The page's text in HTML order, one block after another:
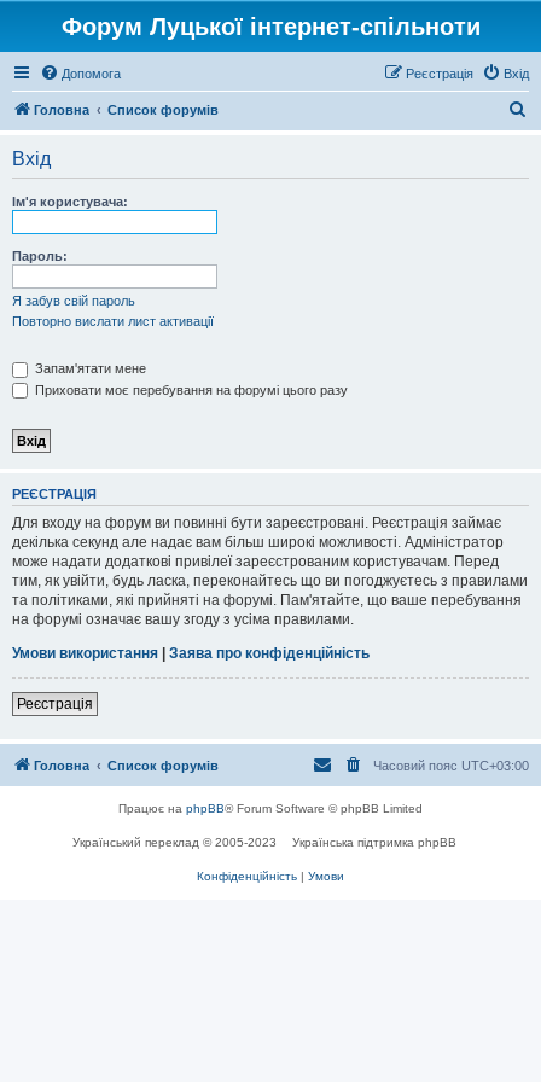
Форум Луцької інтернет-спільноти
Допомога Вхід
Реєстрація
Головна Список форумів
Вхід
Ім'я користувача:
Пароль:
Я забув свій пароль
Повторно вислати лист активації
Запам'ятати мене
Приховати моє перебування на форумі цього разу
РЕЄСТРАЦІЯ
Для входу на форум ви повинні бути зареєстровані. Реєстрація займає
декілька секунд але надає вам більш широкі можливості. Адміністратор
може надати додаткові привілеї зареєстрованим користувачам. Перед
тим, як увійти, будь ласка, переконайтесь що ви погоджуєтесь з правилами
та політиками, які прийняті на форумі. Пам'ятайте, що ваше перебування
на форумі означає вашу згоду з усіма правилами.
Умови використання | Заява про конфіденційність
Реєстрація
Головна Список форумів Часовий пояс UTC+03:00
Працює на phpBB® Forum Software © phpBB Limited
Український переклад © 2005-2023 Українська підтримка phpBB
Конфіденційність | Умови